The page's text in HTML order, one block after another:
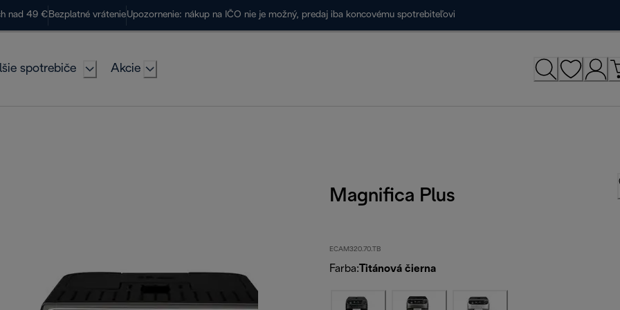
nad 49 € Bezplatné vrátenieUpozornenie: nákup na IČO nie je možný, predaj iba koncovému spotrebiteľovi
spotrebiče Akcie
Magnifica Plus
ECAM320.70.TB
Farba:Titánová čierna